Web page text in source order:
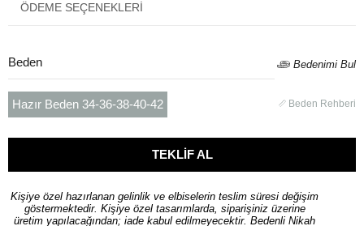
ÖDEME SEÇENEKLERI
Bedenimi Bul
Beden Rehberi
Beden
Hazır Beden 34-36-38-40-42
Kişiye özel hazırlanan gelinlik ve elbiselerin teslim süresi değişim
göstermektedir. Kişiye özel tasarımlarda, siparişiniz üzerine
üretim yapılacağından; iade kabul edilmeyecektir. Bedenli Nikah